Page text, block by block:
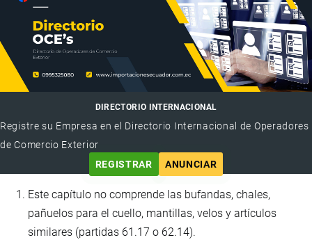
DIRECTORIO INTERNACIONAL
Registre su Empresa en el Directorio Internacional de Operadores
de Comercio Exterior
REGISTRAR
ANUNCIAR
Este capítulo no comprende las bufandas, chales,
pañuelos para el cuello, mantillas, velos y artículos
similares (partidas 61.17 o 62.14).